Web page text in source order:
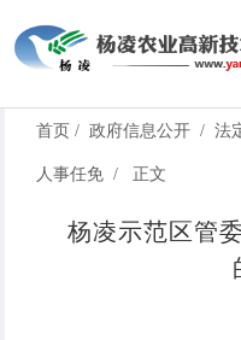
首页 / 政府信息公开 / 法
人事任免 / 正文
杨凌示范区管